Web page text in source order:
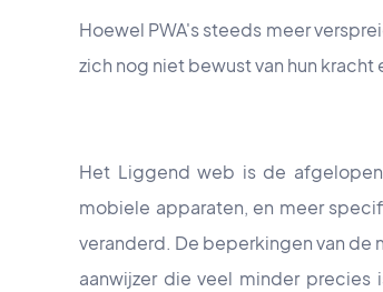
Hoewel PWA's steeds meer
zich nog niet bewust van hun
Het Liggend web is de
mobiele apparaten, en meer
veranderd. De beperkingen van
aanwijzer die veel minder